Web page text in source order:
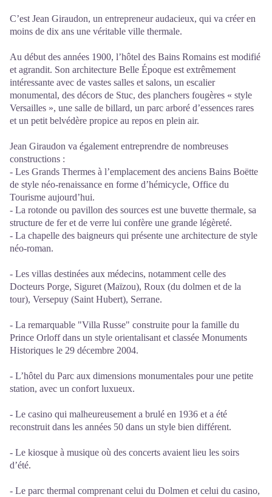
C’est Jean Giraudon, un entrepreneur audacieux, qui va créer en
moins de dix ans une véritable ville thermale.
Au début des années 1900, l’hôtel des Bains Romains est modifié
et agrandit. Son architecture Belle Époque est extrêmement
intéressante avec de vastes salles et salons, un escalier
monumental, des décors de Stuc, des planchers fougères « style
Versailles », une salle de billard, un parc arboré d’essences rares
et un petit belvédère propice au repos en plein air.
Jean Giraudon va également entreprendre de nombreuses
constructions :
- Les Grands Thermes à l’emplacement des anciens Bains Boëtte
de style néo-renaissance en forme d’hémicycle, Office du
Tourisme aujourd’hui.
- La rotonde ou pavillon des sources est une buvette thermale, sa
structure de fer et de verre lui confère une grande légèreté.
- La chapelle des baigneurs qui présente une architecture de style
néo-roman.
- Les villas destinées aux médecins, notamment celle des
Docteurs Porge, Siguret (Maïzou), Roux (du dolmen et de la
tour), Versepuy (Saint Hubert), Serrane.
- La remarquable "Villa Russe" construite pour la famille du
Prince Orloff dans un style orientalisant et classée Monuments
Historiques le 29 décembre 2004.
- L’hôtel du Parc aux dimensions monumentales pour une petite
station, avec un confort luxueux.
- Le casino qui malheureusement a brulé en 1936 et a été
reconstruit dans les années 50 dans un style bien différent.
- Le kiosque à musique où des concerts avaient lieu les soirs
d’été.
- Le parc thermal comprenant celui du Dolmen et celui du casino,